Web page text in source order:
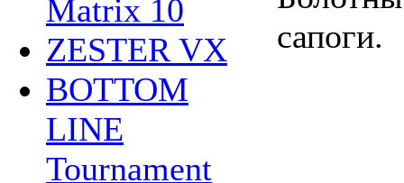
Matrix 10
ZESTER VX
BOTTOM
LINE
Tournament